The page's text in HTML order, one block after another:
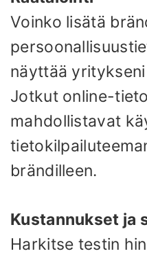
Voinko lisätä
näyttää
Jotkut online-
mahdollistavat
brändilleen.
Kustannukset ja
Harkitse testin